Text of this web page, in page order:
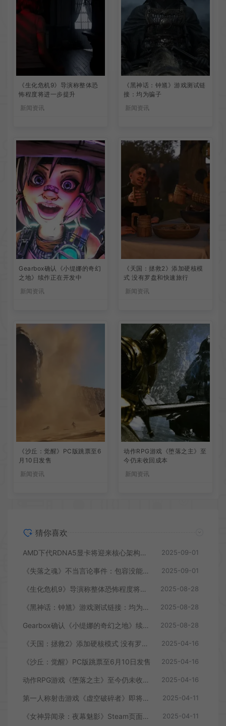
《生化危机9》导演称整体恐
怖程度将进一步提升
新闻资讯
《黑神话：钟馗》游戏测试链
接：均为骗子
新闻资讯
Gearbox确认《小缇娜的奇幻
之地》续作正在开发中
新闻资讯
《天国：拯救2》添加硬核模
式 没有罗盘和快速旅行
新闻资讯
《沙丘：觉醒》PC版跳票至6
月10日发售
新闻资讯
动作RPG游戏《堕落之主》至
今仍未收回成本
新闻资讯
猜你喜欢
AMD下代RDNA5显卡将迎来核心架构大幅升级 2025-09-01
《失落之魂》不当言论事件：包容没能消解过激言论 2025-09-01
《生化危机9》导演称整体恐怖程度将进一步提升 2025-08-28
《黑神话：钟馗》游戏测试链接：均为骗子 2025-08-28
Gearbox确认《小缇娜的奇幻之地》续作正在开发中 2025-08-28
《天国：拯救2》添加硬核模式 没有罗盘和快速旅行 2025-04-16
《沙丘：觉醒》PC版跳票至6月10日发售 2025-04-16
动作RPG游戏《堕落之主》至今仍未收回成本 2025-04-16
第一人称射击游戏《虚空破碎者》即将多平台上线 2025-04-11
《女神异闻录：夜幕魅影》Steam页面上线 2025-04-11